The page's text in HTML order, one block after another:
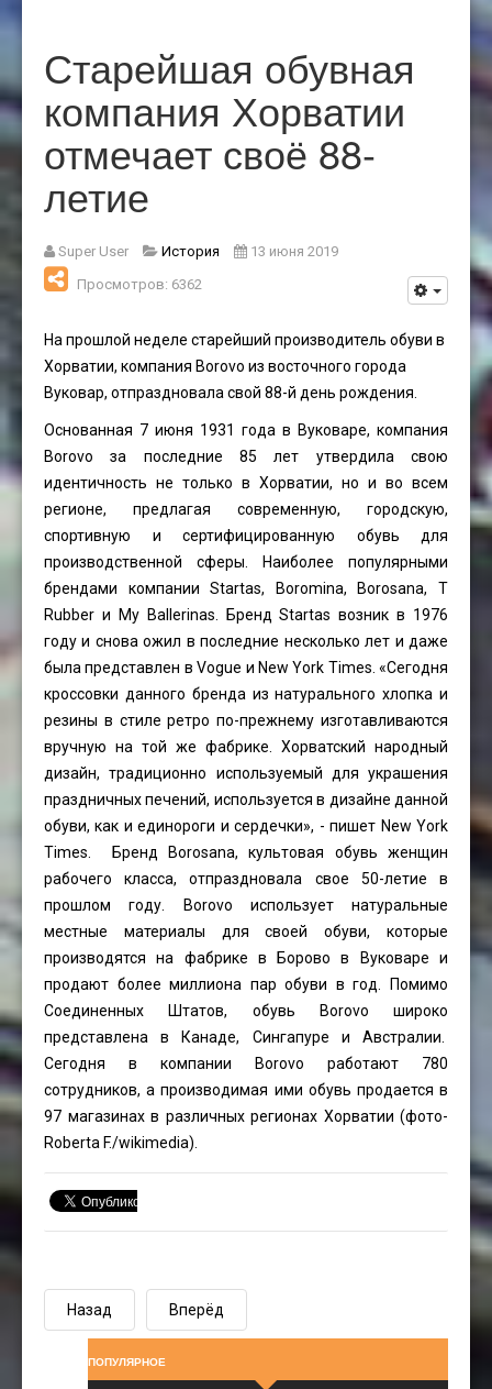
Старейшая обувная
компания Хорватии
отмечает своё 88-
летие
Super User История
13 июня 2019
Просмотров: 6362
На прошлой неделе старейший производитель обуви в
Хорватии, компания Borovo из восточного города
Вуковар, отпраздновала свой 88-й день рождения.
Основанная 7 июня 1931 года в Вуковаре, компания
Borovo за последние 85 лет утвердила свою
идентичность не только в Хорватии, но и во всем
регионе, предлагая современную, городскую,
спортивную и сертифицированную обувь для
производственной сферы. Наиболее популярными
брендами компании Startas, Boromina, Borosana, Т
Rubber и My Ballerinas. Бренд Startas возник в 1976
году и снова ожил в последние несколько лет и даже
была представлен в Vogue и New York Times. «Сегодня
кроссовки данного бренда из натурального хлопка и
резины в стиле ретро по-прежнему изготавливаются
вручную на той же фабрике. Хорватский народный
дизайн, традиционно используемый для украшения
праздничных печений, используется в дизайне данной
обуви, как и единороги и сердечки», - пишет New York
Times. Бренд Borosana, культовая обувь женщин
рабочего класса, отпраздновала свое 50-летие в
прошлом году. Borovo использует натуральные
местные материалы для своей обуви, которые
производятся на фабрике в Борово в Вуковаре и
продают более миллиона пар обуви в год. Помимо
Соединенных Штатов, обувь Borovo широко
представлена в Канаде, Сингапуре и Австралии.
Сегодня в компании Borovo работают 780
сотрудников, а производимая ими обувь продается в
97 магазинах в различных регионах Хорватии (фото-
Roberta F./wikimedia).
Назад Вперёд
ПОПУЛЯРНОЕ